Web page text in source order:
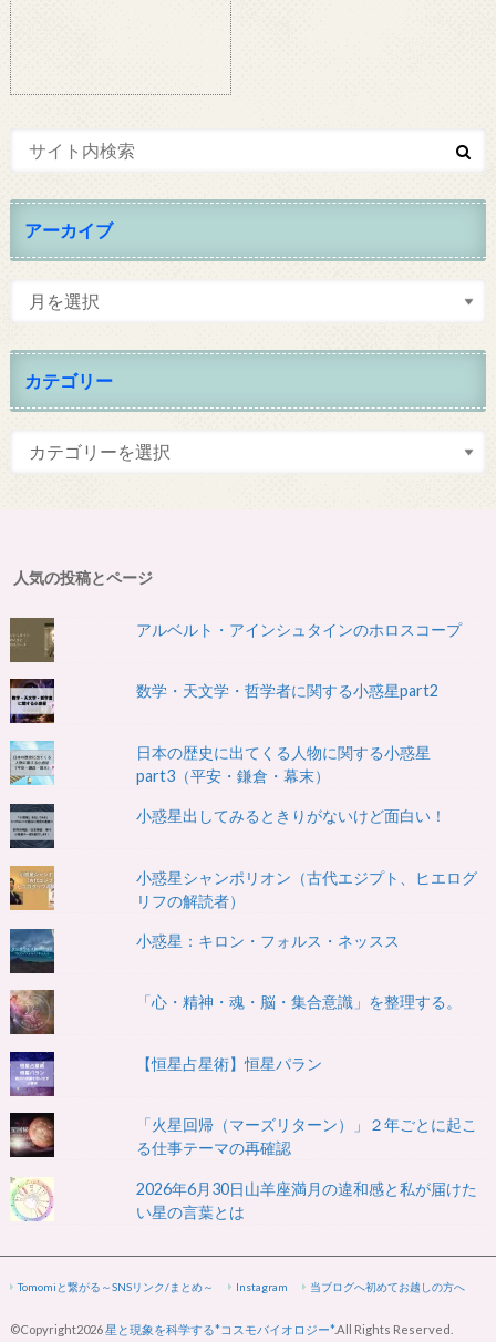
アーカイブ
カテゴリー
人気の投稿とページ
アルベルト・アインシュタインのホロスコープ
数学・天文学・哲学者に関する小惑星part2
日本の歴史に出てくる人物に関する小惑星
part3（平安・鎌倉・幕末）
小惑星出してみるときりがないけど面白い！
小惑星シャンポリオン（古代エジプト、ヒエログ
リフの解読者）
小惑星：キロン・フォルス・ネッスス
「心・精神・魂・脳・集合意識」を整理する。
【恒星占星術】恒星パラン
「火星回帰（マーズリターン）」２年ごとに起こ
る仕事テーマの再確認
2026年6月30日山羊座満月の違和感と私が届けた
い星の言葉とは
Tomomiと繋がる～SNSリンク/まとめ～ Instagram 当ブログへ初めてお越しの方へ
©Copyright2026星と現象を科学する*コスモバイオロジー*.All Rights Reserved.